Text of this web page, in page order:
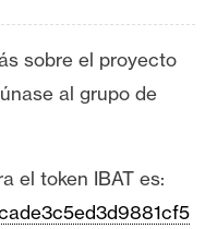
sobre el proyecto
al grupo de
el token IBAT es: